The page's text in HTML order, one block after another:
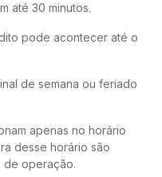
até 30 minutos.
pode acontecer até o
de semana ou feriado
apenas no horário
desse horário são
de operação.